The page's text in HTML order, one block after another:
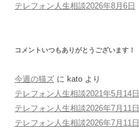
テレフォン人生相談2026年8月6日
コメントいつもありがとうございます！
今週の猫ズ に kato より
テレフォン人生相談2021年5月14日
テレフォン人生相談2026年7月11日
テレフォン人生相談2026年7月11日